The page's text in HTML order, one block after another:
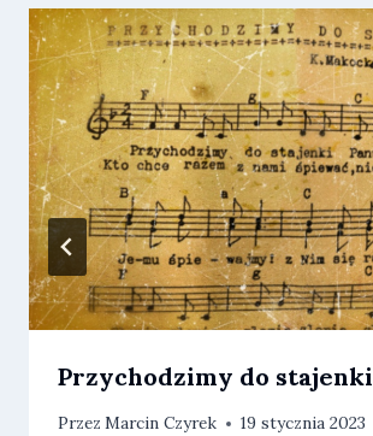
Przychodzimy do stajenki
Przez Marcin Czyrek 19 stycznia 2023